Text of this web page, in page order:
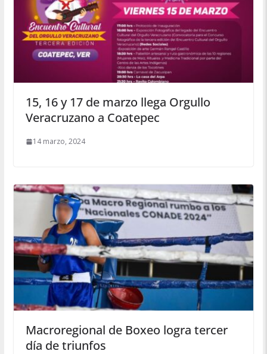
15, 16 y 17 de marzo llega Orgullo
Veracruzano a Coatepec
14 marzo, 2024
Macroregional de Boxeo logra tercer
día de triunfos